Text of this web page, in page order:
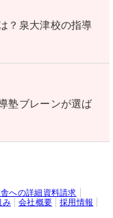
？泉大津校の指導
塾ブレーンが選ば
への詳細資料請求
み 会社概要
採用情報